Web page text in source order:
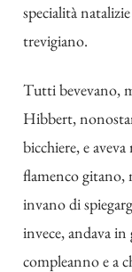
specialità
trevigiano.
Tutti bevevano,
Hibbert,
bicchiere, e
flamenco gitano,
invano di
invece, andava
compleanno e a